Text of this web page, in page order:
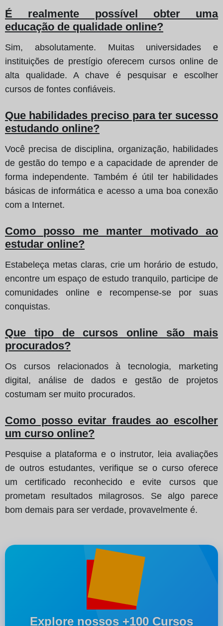
É realmente possível obter uma
educação de qualidade online?
Sim, absolutamente. Muitas universidades e
instituições de prestígio oferecem cursos online de
alta qualidade. A chave é pesquisar e escolher
cursos de fontes confiáveis.
Que habilidades preciso para ter sucesso
estudando online?
Você precisa de disciplina, organização, habilidades
de gestão do tempo e a capacidade de aprender de
forma independente. Também é útil ter habilidades
básicas de informática e acesso a uma boa conexão
com a Internet.
Como posso me manter motivado ao
estudar online?
Estabeleça metas claras, crie um horário de estudo,
encontre um espaço de estudo tranquilo, participe de
comunidades online e recompense-se por suas
conquistas.
Que tipo de cursos online são mais
procurados?
Os cursos relacionados à tecnologia, marketing
digital, análise de dados e gestão de projetos
costumam ser muito procurados.
Como posso evitar fraudes ao escolher
um curso online?
Pesquise a plataforma e o instrutor, leia avaliações
de outros estudantes, verifique se o curso oferece
um certificado reconhecido e evite cursos que
prometam resultados milagrosos. Se algo parece
bom demais para ser verdade, provavelmente é.
Explore nossos +100 Cursos